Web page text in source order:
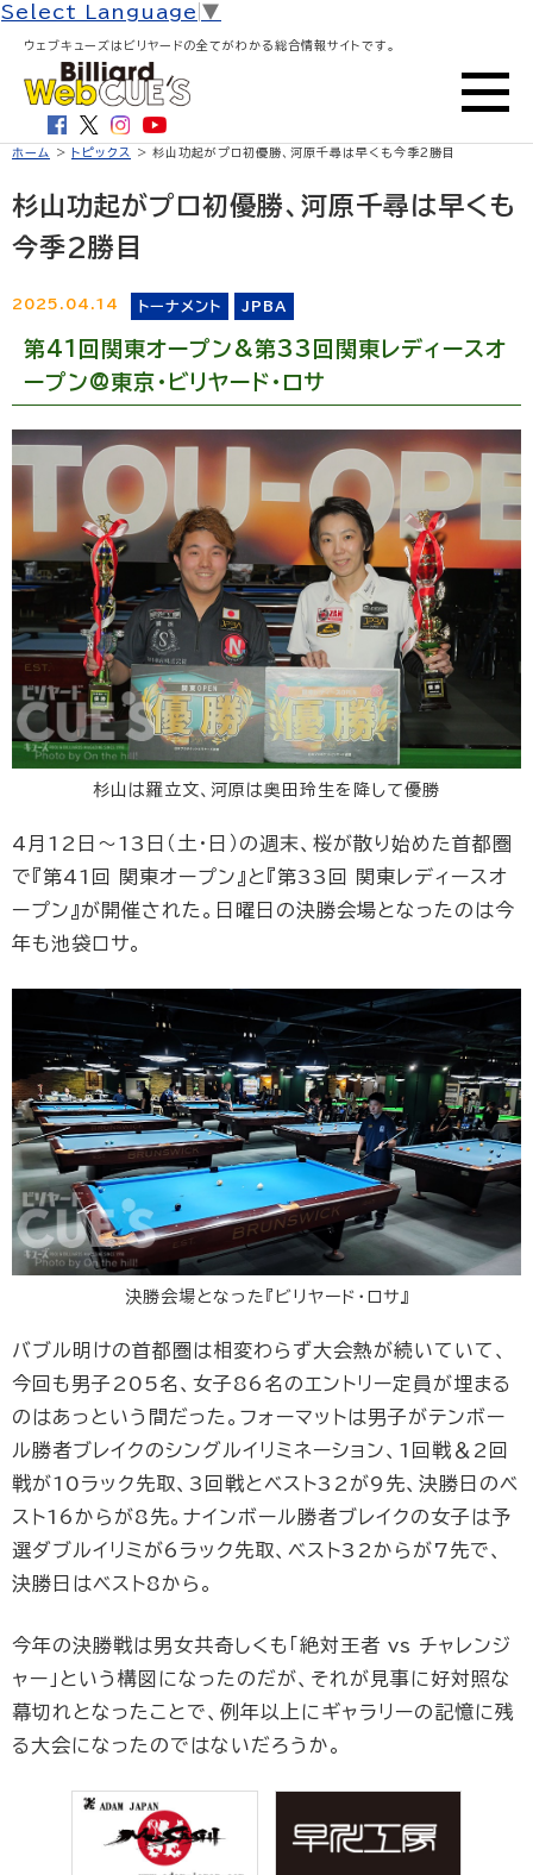
Select Language ▼
ウェブキューズはビリヤードの全てがわかる総合情報サイトです。
ホーム > トピックス > 杉山功起がプロ初優勝、河原千尋は早くも今季2勝目
杉山功起がプロ初優勝、河原千尋は早くも
今季2勝目
2025.04.14 トーナメント JPBA
第41回関東オープン&第33回関東レディースオ
ープン@東京・ビリヤード・ロサ
杉山は羅立文、河原は奥田玲生を降して優勝
4月12日～13日（土・日）の週末、桜が散り始めた首都圏
で『第41回 関東オープン』と『第33回 関東レディースオ
ープン』が開催された。日曜日の決勝会場となったのは今
年も池袋ロサ。
決勝会場となった『ビリヤード・ロサ』
バブル明けの首都圏は相変わらず大会熱が続いていて、
今回も男子205名、女子86名のエントリー定員が埋まる
のはあっという間だった。フォーマットは男子がテンボー
ル勝者ブレイクのシングルイリミネーション、1回戦＆2回
戦が10ラック先取、3回戦とベスト32が9先、決勝日のベ
スト16からが8先。ナインボール勝者ブレイクの女子は予
選ダブルイリミが6ラック先取、ベスト32からが7先で、
決勝日はベスト8から。
今年の決勝戦は男女共奇しくも「絶対王者 vs チャレンジ
ャー」という構図になったのだが、それが見事に好対照な
幕切れとなったことで、例年以上にギャラリーの記憶に残
る大会になったのではないだろうか。